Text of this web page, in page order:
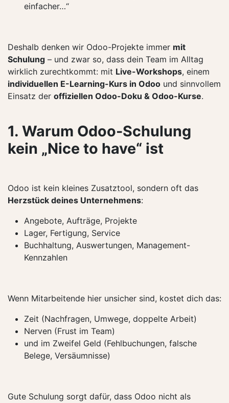
einfacher…“
Deshalb denken wir Odoo-Projekte immer mit
Schulung – und zwar so, dass dein Team im Alltag
wirklich zurechtkommt: mit Live-Workshops, einem
individuellen E-Learning-Kurs in Odoo und sinnvollem
Einsatz der offiziellen Odoo-Doku & Odoo-Kurse.
1. Warum Odoo-Schulung
kein „Nice to have“ ist
Odoo ist kein kleines Zusatztool, sondern oft das
Herzstück deines Unternehmens:
Angebote, Aufträge, Projekte
Lager, Fertigung, Service
Buchhaltung, Auswertungen, Management-
Kennzahlen
Wenn Mitarbeitende hier unsicher sind, kostet dich das:
Zeit (Nachfragen, Umwege, doppelte Arbeit)
Nerven (Frust im Team)
und im Zweifel Geld (Fehlbuchungen, falsche
Belege, Versäumnisse)
Gute Schulung sorgt dafür, dass Odoo nicht als